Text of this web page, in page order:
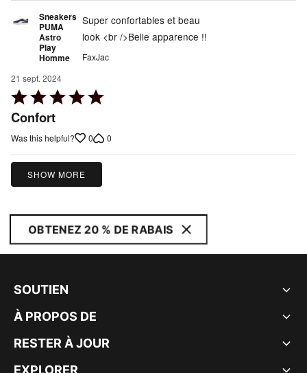
Sneakers
PUMA
Astro
Play
Homme
21 sept. 2024
Rated
5
of
5
Confort
Super confortables et beau
look <br />Belle apparence !!
FaxJac
Was this helpful? 0 0
SHOW MORE
OBTENEZ 20 % DE RABAIS
SOUTIEN
À PROPOS DE
RESTER À JOUR
EXPLORER